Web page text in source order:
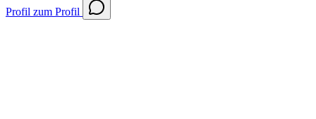
Profil zum Profil